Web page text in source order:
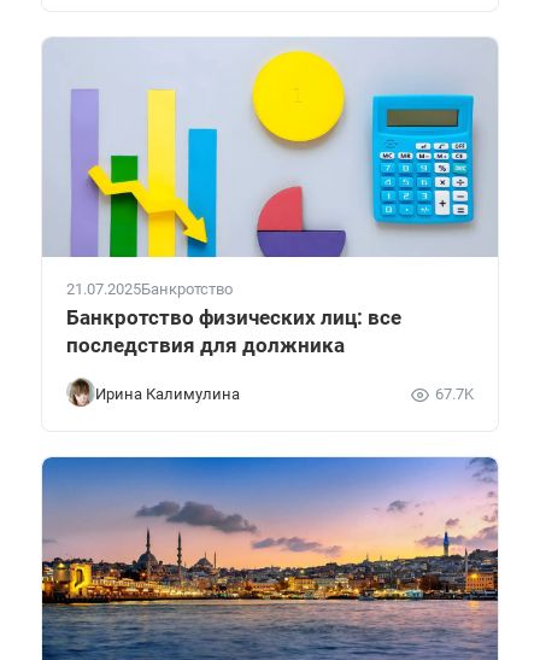
21.07.2025Банкротство
Банкротство физических лиц: все
последствия для должника
Ирина Калимулина 67.7K